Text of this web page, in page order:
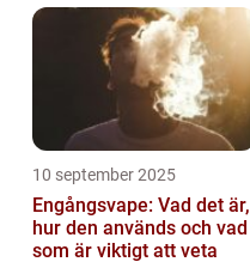
10 september 2025
Engångsvape: Vad det är,
hur den används och vad
som är viktigt att veta